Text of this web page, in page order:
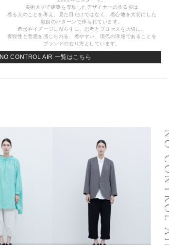
美術大学で建築を専攻したデザイナーの作る服は
着る人のことを考え、見た目だけではなく、着心地を大切にした
独自のパターンで作られています。
造形やイメージに頼らずに、思考とプロセスを大切に、
客観性と意思を感じられる、着やすい、現代の洋服であることを
ブランドの在り方としています。
NO CONTROL AIR 一覧はこちら